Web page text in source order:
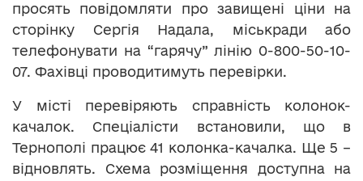
просять повідомляти про завищені ціни на
сторінку Сергія Надала, міськради або
телефонувати на “гарячу” лінію 0-800-50-10-
07. Фахівці проводитимуть перевірки.
У місті перевіряють справність колонок-
качалок. Спеціалісти встановили, що в
Тернополі працює 41 колонка-качалка. Ще 5 –
відновлять. Схема розміщення доступна на